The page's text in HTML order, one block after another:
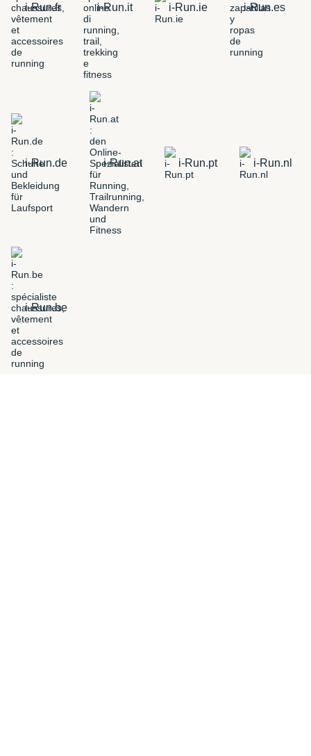
i-Run.fr i-Run.it i-Run.ie i-Run.es
i-Run.de i-Run.at i-Run.pt i-Run.nl
i-Run.be